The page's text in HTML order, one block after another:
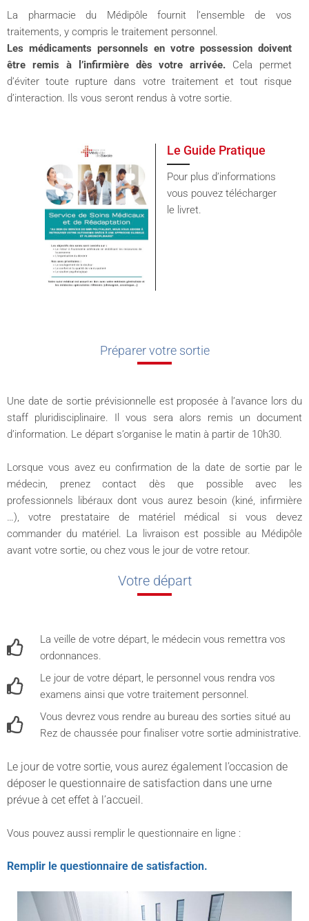
La pharmacie du Médipôle fournit l’ensemble de vos
traitements, y compris le traitement personnel.
Les médicaments personnels en votre possession doivent
être remis à l’infirmière dès votre arrivée. Cela permet
d’éviter toute rupture dans votre traitement et tout risque
d’interaction. Ils vous seront rendus à votre sortie.
Le Guide Pratique
Pour plus d’informations
vous pouvez télécharger
le livret.
Préparer votre sortie
Une date de sortie prévisionnelle est proposée à l’avance lors du
staff pluridisciplinaire. Il vous sera alors remis un document
d’information. Le départ s’organise le matin à partir de 10h30.
Lorsque vous avez eu confirmation de la date de sortie par le
médecin, prenez contact dès que possible avec les
professionnels libéraux dont vous aurez besoin (kiné, infirmière
…), votre prestataire de matériel médical si vous devez
commander du matériel. La livraison est possible au Médipôle
avant votre sortie, ou chez vous le jour de votre retour.
Votre départ
La veille de votre départ, le médecin vous remettra vos
ordonnances.
Le jour de votre départ, le personnel vous rendra vos
examens ainsi que votre traitement personnel.
Vous devrez vous rendre au bureau des sorties situé au
Rez de chaussée pour finaliser votre sortie administrative.
Le jour de votre sortie, vous aurez également l’occasion de
déposer le questionnaire de satisfaction dans une urne
prévue à cet effet à l’accueil.
Vous pouvez aussi remplir le questionnaire en ligne :
Remplir le questionnaire de satisfaction.